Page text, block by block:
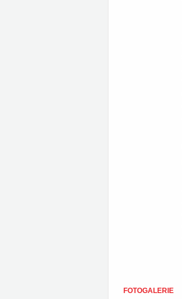
FOTOGALERIE